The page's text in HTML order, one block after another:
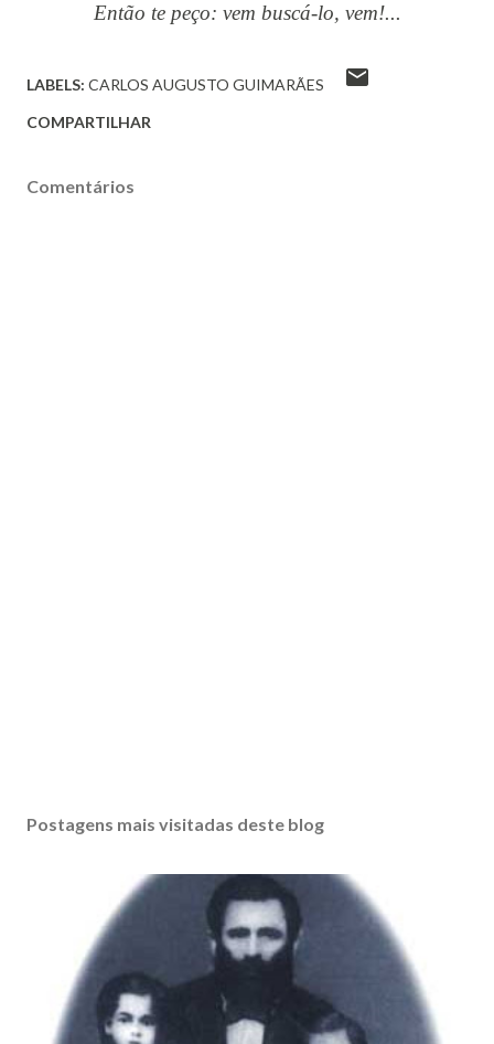
Então te peço: vem buscá-lo, vem!...
LABELS: CARLOS AUGUSTO GUIMARÃES
COMPARTILHAR
Comentários
Postagens mais visitadas deste blog